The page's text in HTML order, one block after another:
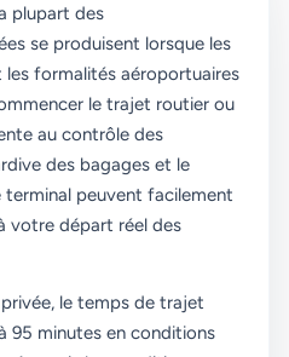
plupart des
se produisent lorsque les
formalités aéroportuaires
le trajet routier ou
au contrôle des
des bagages et le
peuvent facilement
votre départ réel des
le temps de trajet
95 minutes en conditions